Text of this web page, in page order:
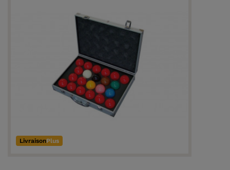
LivraisonPlus